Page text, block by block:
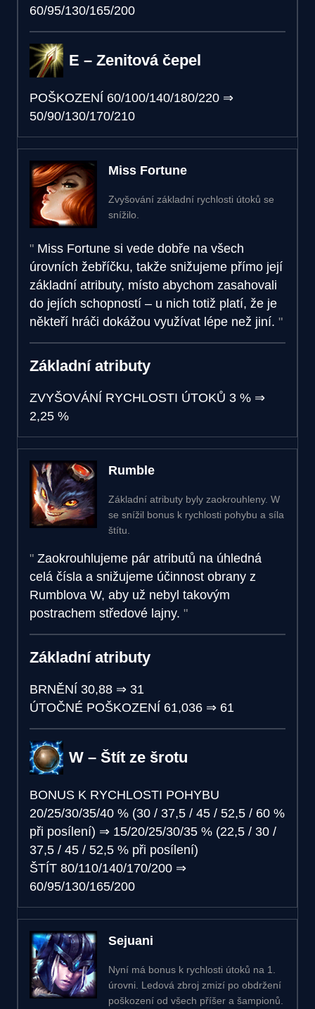
60/95/130/165/200
E – Zenitová čepel
POŠKOZENÍ 60/100/140/180/220 ⇒
50/90/130/170/210
Miss Fortune
Zvyšování základní rychlosti útoků se
snížilo.
Miss Fortune si vede dobře na všech
úrovních žebříčku, takže snižujeme přímo její
základní atributy, místo abychom zasahovali
do jejích schopností – u nich totiž platí, že je
někteří hráči dokážou využívat lépe než jiní.
Základní atributy
ZVYŠOVÁNÍ RYCHLOSTI ÚTOKŮ 3 % ⇒
2,25 %
Rumble
Základní atributy byly zaokrouhleny. W
se snížil bonus k rychlosti pohybu a síla
štítu.
Zaokrouhlujeme pár atributů na úhledná
celá čísla a snižujeme účinnost obrany z
Rumblova W, aby už nebyl takovým
postrachem středové lajny.
Základní atributy
BRNĚNÍ 30,88 ⇒ 31
ÚTOČNÉ POŠKOZENÍ 61,036 ⇒ 61
W – Štít ze šrotu
BONUS K RYCHLOSTI POHYBU
20/25/30/35/40 % (30 / 37,5 / 45 / 52,5 / 60 %
při posílení) ⇒ 15/20/25/30/35 % (22,5 / 30 /
37,5 / 45 / 52,5 % při posílení)
ŠTÍT 80/110/140/170/200 ⇒
60/95/130/165/200
Sejuani
Nyní má bonus k rychlosti útoků na 1.
úrovni. Ledová zbroj zmizí po obdržení
poškození od všech příšer a šampionů.